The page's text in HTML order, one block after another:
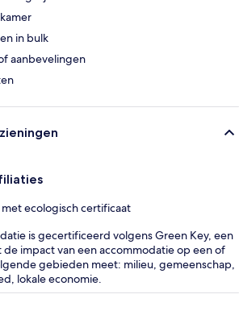
in bulk
aanbevelingen
ecologisch certificaat
is gecertificeerd volgens Green Key, een
impact van een accommodatie op een of
gebieden meet: milieu, gemeenschap,
lokale economie.